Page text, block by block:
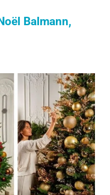
Balmann,